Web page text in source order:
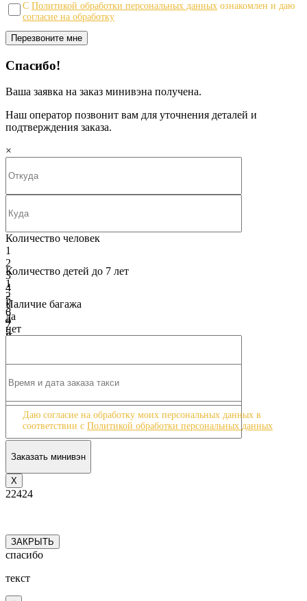
С Политикой обработки персональных данных ознакомлен и даю
согласие на обработку
Спасибо!
Ваша заявка на заказ минивэна получена.
Наш оператор позвонит вам для уточнения деталей и
подтверждения заказа.
×
Количество человек
1
2
3
4
5
6
7
8
10
Количество детей до 7 лет
1
2
3
4
5
9
Наличие багажа
да
нет
Класс машины
Бизнес - класс Mercedes V-class
Даю согласие на обработку моих персональных данных в
соответствии с Политикой обработки персональных данных
Х
22424
ЗАКРЫТЬ
спасибо
текст